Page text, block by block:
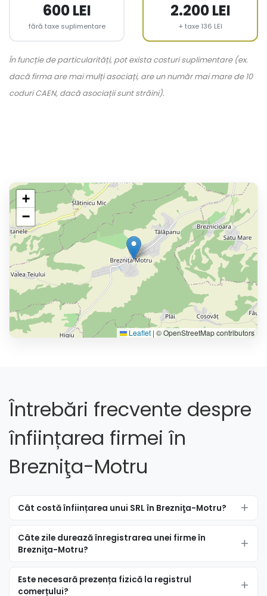
600 LEI
fără taxe suplimentare
2.200 LEI
+ taxe 136 LEI
În funcție de particularități, pot exista costuri suplimentare (ex.
dacă firma are mai mulți asociați, are un număr mai mare de 10
coduri CAEN, dacă asociații sunt străini).
+
−
Leaflet | © OpenStreetMap contributors
Întrebări frecvente despre
înființarea firmei în
Brezniţa-Motru
Cât costă înființarea unui SRL în Brezniţa-Motru?
Câte zile durează înregistrarea unei firme în
Brezniţa-Motru?
Este necesară prezența fizică la registrul
comerțului?